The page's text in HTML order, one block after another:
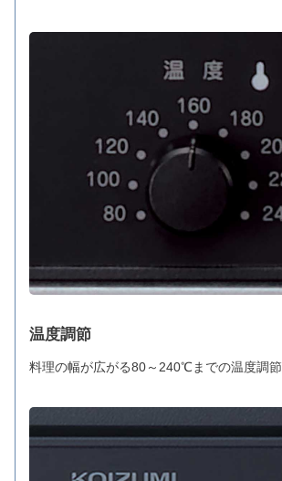
温度調節
料理の幅が広がる80～240℃までの温度調節